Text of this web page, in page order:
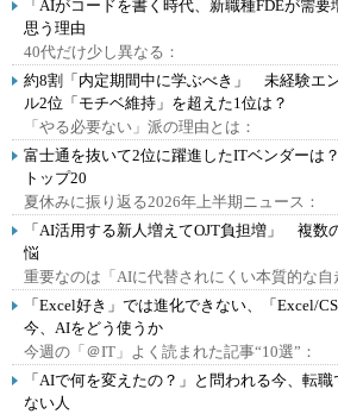
「AIがコードを書く時代、新職種FDEが需
思う理由
40代だけ少し異なる：
約8割「内定期間中に学ぶべき」 未経験エ
ル2位「モチベ維持」を超えた1位は？
「やる必要ない」派の理由とは：
富士通を抜いて2位に躍進したITベンダー
トップ20
夏休みに振り返る2026年上半期ニュース：
「AI活用する新人増えてOJT負担増」 複数
悩
重要なのは「AIに代替されにくい本質的な自
「Excel好き」では進化できない、「Excel/
今、AIをどう使うか
今週の「＠IT」よく読まれた記事“10選”：
「AIで何を変えたの？」と問われる今、転
ない人